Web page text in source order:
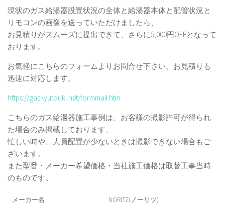
現状のガス給湯器設置状況の全体と給湯器本体と配管状況と
リモコンの画像を送っていただけましたら、
お見積りがスムーズに提出できて、さらに5,000円OFFとなって
おります。
お気軽にこちらのフォームよりお問合せ下さい。お見積りも
迅速に対応します。
https://gaskyutouki.net/formmail.htm
こちらのガス給湯器施工事例は、お客様の撮影許可が得られ
た場合のみ掲載しております、
忙しい時や、人員配置が少ないときは撮影できない場合もご
ざいます。
また型番・メーカー希望価格・当社施工価格は取替工事当時
のものです。
メーカー名 NORITZ(ノーリツ)